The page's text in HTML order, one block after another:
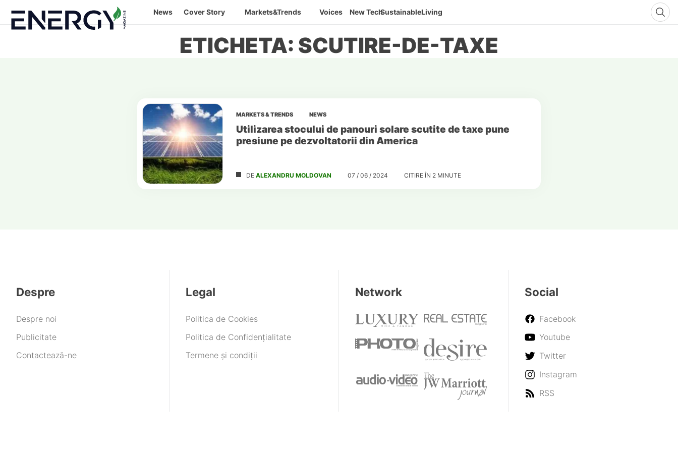
content
News Cover Story Markets&Trends Voices New TechSustainableLiving
ETICHETA: SCUTIRE-DE-TAXE
MARKETS & TRENDS NEWS
Utilizarea stocului de panouri solare scutite de taxe pune
presiune pe dezvoltatorii din America
DE ALEXANDRU MOLDOVAN 07 / 06 / 2024 CITIRE ÎN 2 MINUTE
Despre
Despre noi
Publicitate
Contactează-ne
Legal
Politica de Cookies
Politica de Confidențialitate
Termene și condiții
Network Social
Facebook
Youtube
Twitter
Instagram
RSS